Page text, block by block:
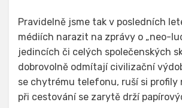
Pravidelně jsme tak v posledních
médiích narazit na zprávy o „neo-
jedincích či celých společenských
dobrovolně odmítají civilizační
se chytrému telefonu, ruší si profily
při cestování se zarytě drží